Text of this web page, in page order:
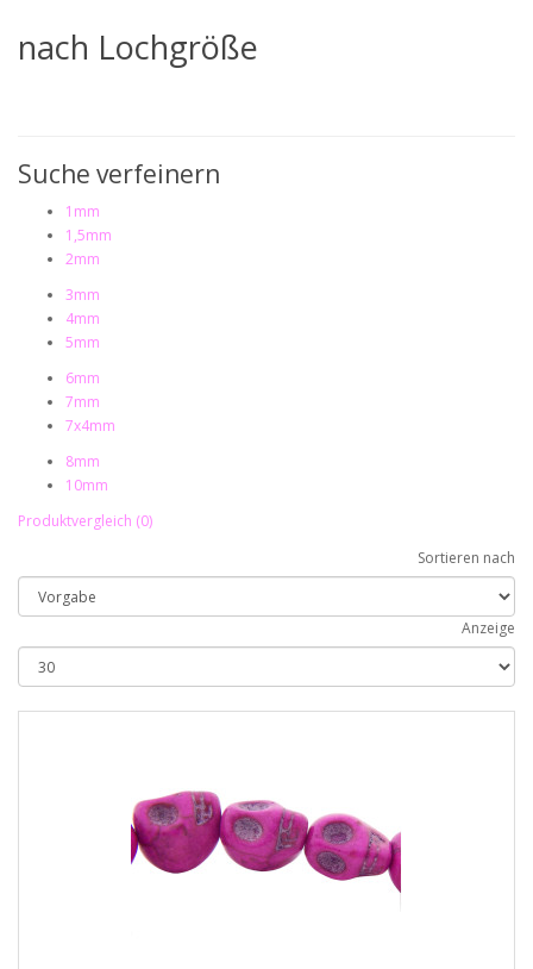
nach Lochgröße
Suche verfeinern
1mm
1,5mm
2mm
3mm
4mm
5mm
6mm
7mm
7x4mm
8mm
10mm
Produktvergleich (0)
Sortieren nach
Anzeige